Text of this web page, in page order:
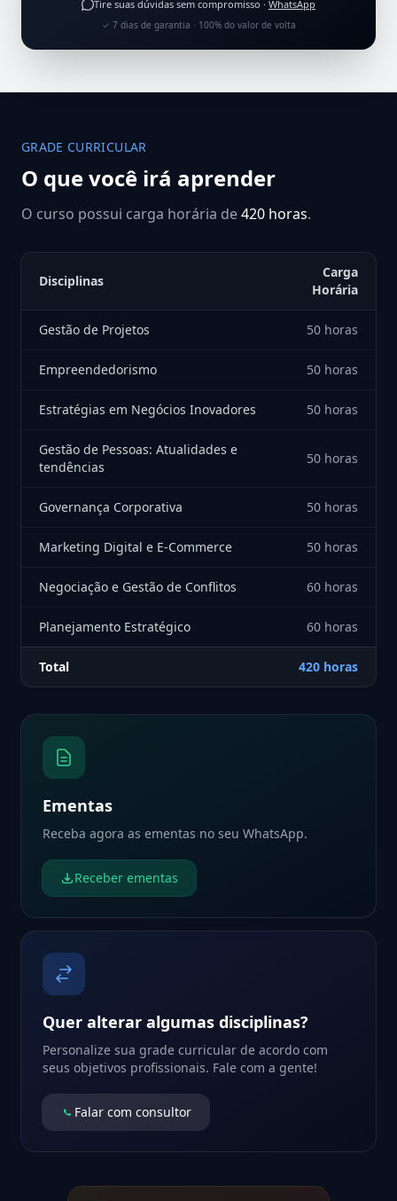
Tire suas dúvidas sem compromisso · WhatsApp
✓ 7 dias de garantia · 100% do valor de volta
GRADE CURRICULAR
O que você irá aprender
O curso possui carga horária de420 horas.
Disciplinas
Carga
Horária
Gestão de Projetos 50 horas
Empreendedorismo 50 horas
Estratégias em Negócios Inovadores 50 horas
Gestão de Pessoas: Atualidades e
tendências
50 horas
Governança Corporativa 50 horas
Marketing Digital e E-Commerce 50 horas
Negociação e Gestão de Conflitos 60 horas
Planejamento Estratégico 60 horas
Total 420 horas
Ementas
Receba agora as ementas no seu WhatsApp.
Receber ementas
Quer alterar algumas disciplinas?
Personalize sua grade curricular de acordo com
seus objetivos profissionais. Fale com a gente!
Falar com consultor